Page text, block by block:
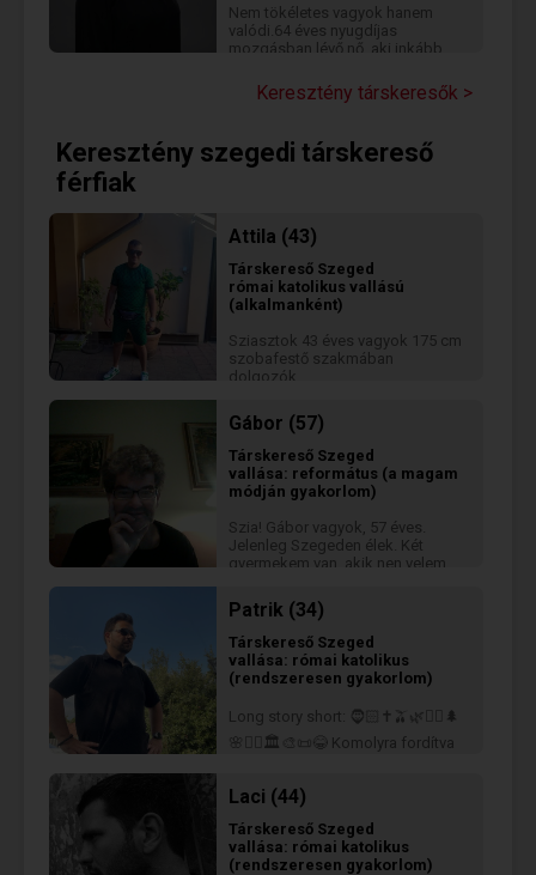
Nem tökéletes vagyok hanem
valódi.64 éves nyugdíjas
mozgásban lévő nő, aki inkább
természetet szeretem a humort
még jobban. Ha nem a kor számít
életigenlés Beszélgesünk!
Keresztény társkeresők >
Keresztény szegedi társkereső
férfiak
Attila (43)
Társkereső Szeged
római katolikus vallású
(alkalmanként)
Sziasztok 43 éves vagyok 175 cm
szobafestő szakmában
dolgozók
Gábor (57)
Társkereső Szeged
vallása: református (a magam
módján gyakorlom)
Szia! Gábor vagyok, 57 éves.
Jelenleg Szegeden élek. Két
gyermekem van, akik nen velem
megtudni egy nagy szívű srácról
annak megoldása egy személyes
találkozó.
Patrik (34)
Társkereső Szeged
vallása: római katolikus
(rendszeresen gyakorlom)
Long story short: 🧔🏻✝️🫒🌿🏃‍♂️🌲
🌸🚴‍♂️🏛️🎨📜😂 Komolyra fordítva
vagyok, nagyon szeretem a
természetet, a gasztronómiát, a
nagy nevetéseket és elmélyült
beszélgetéseket.
Laci (44)
Társkereső Szeged
vallása: római katolikus
(rendszeresen gyakorlom)